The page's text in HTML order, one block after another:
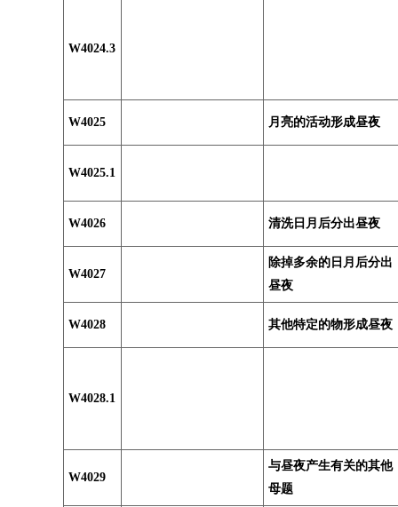
W4024.3
W4025 月亮的活动形成昼夜
W4025.1
W4026 清洗日月后分出昼夜
W4027
除掉多余的日月后分出
昼夜
W4028 其他特定的物形成昼夜
W4028.1
W4029
与昼夜产生有关的其他
母题